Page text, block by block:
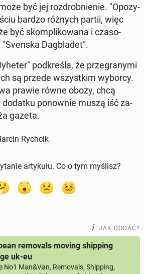
być jej roz­drob­nie­nie. "Opo­zy­
bardzo różnych partii, więc
być skom­pli­ko­wa­na i cza­so­
"Svenska Dag­bla­det".
pod­kre­śla, że prze­gra­ny­mi
są przede wszyst­kim wyborcy.
prawie równe obozy, chcą
dodatku po­now­nie muszą iść za­
gazeta.
Rychcik
artykułu. Co o tym myślisz?
JAK DODAĆ?
removals moving shipping
uk-eu
No1 Man&Van, Removals, Shipping,